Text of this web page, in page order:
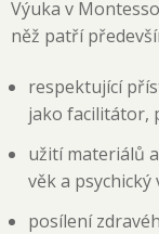
Výuka v
něž patří
respektující
jako facilitátor,
užití materiálů
věk a psychický
posílení